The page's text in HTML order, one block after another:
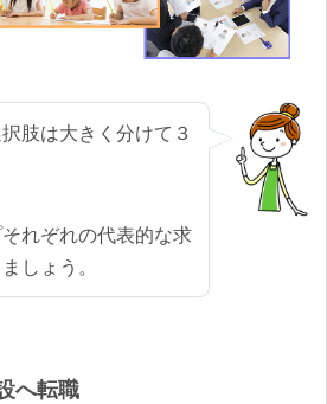
肢は大きく分けて３
れぞれの代表的な求
しょう。
へ転職